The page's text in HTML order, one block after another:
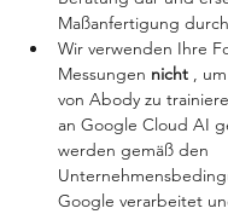
Maßanfertigung
Wir verwenden Ihre
Messungen nicht ,
von Abody zu
an Google Cloud AI
werden gemäß den
Google verarbeitet